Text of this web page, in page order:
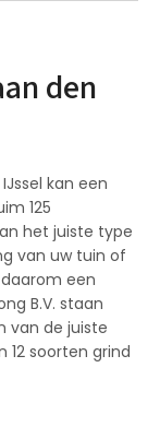
den
kan een
125
het juiste type
van uw tuin of
een
B.V. staan
van de juiste
12 soorten grind